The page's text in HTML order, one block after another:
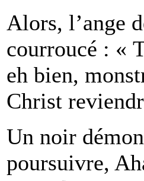
Alors, l’ange
courroucé : «
eh bien,
Christ
Un noir
poursuivre,